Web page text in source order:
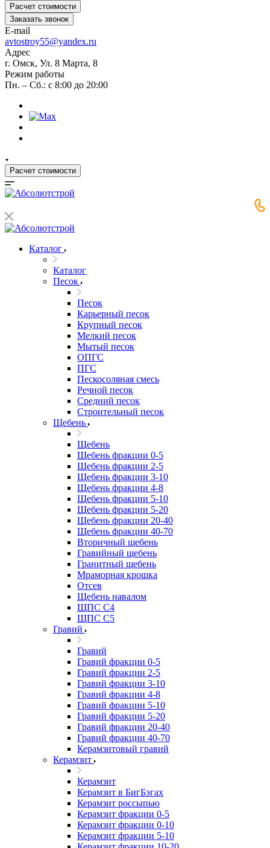
Расчет стоимости
Заказать звонок
E-mail
avtostroy55@yandex.ru
Адрес
г. Омск, Ул. 8 Марта, 8
Режим работы
Пн. – Сб.: с 8:00 до 20:00
Расчет стоимости
Каталог
Каталог
Песок
Песок
Карьерный песок
Крупный песок
Мелкий песок
Мытый песок
ОПГС
ПГС
Пескосоляная смесь
Речной песок
Средний песок
Строительный песок
Щебень
Щебень
Щебень фракции 0-5
Щебень фракции 2-5
Щебень фракции 3-10
Щебень фракции 4-8
Щебень фракции 5-10
Щебень фракции 5-20
Щебень фракции 20-40
Щебень фракции 40-70
Вторичный щебень
Гравийный щебень
Гранитный щебень
Мраморная крошка
Отсев
Щебень навалом
ЩПС С4
ЩПС С5
Гравий
Гравий
Гравий фракции 0-5
Гравий фракции 2-5
Гравий фракции 3-10
Гравий фракции 4-8
Гравий фракции 5-10
Гравий фракции 5-20
Гравий фракции 20-40
Гравий фракции 40-70
Керамзитовый гравий
Керамзит
Керамзит
Керамзит в БигБэгах
Керамзит россыпью
Керамзит фракции 0-5
Керамзит фракции 0-10
Керамзит фракции 5-10